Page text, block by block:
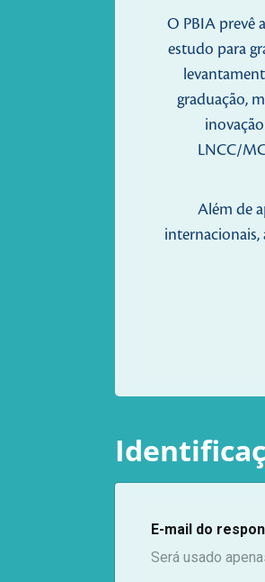
O PBIA prevê
estudo para
graduação,
LNCC/
Além de
E-mail do
Será usado